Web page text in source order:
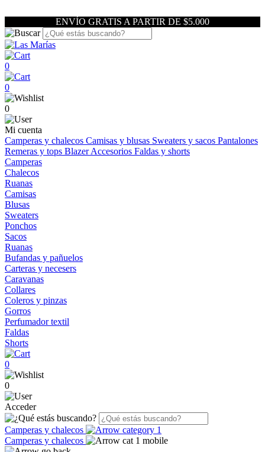
ENVÍO GRATIS A PARTIR DE $5.000
0
0
0
Mi cuenta
Camperas y chalecos Camisas y blusas Sweaters y sacos Pantalones
Remeras y tops BlazerAccesorios Faldas y shorts
Camperas
Chalecos
Ruanas
Camisas
Blusas
Sweaters
Ponchos
Sacos
Ruanas
Bufandas y pañuelos
Carteras y necesers
Caravanas
Collares
Coleros y pinzas
Gorros
Perfumador textil
Faldas
Shorts
0
0
Acceder
Camperas y chalecos
Camperas y chalecos